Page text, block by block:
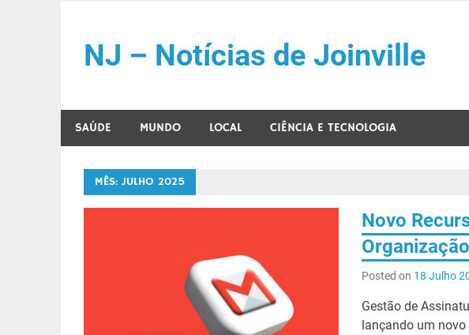
contentNJ – Notícias de Joinville
SAÚDE MUNDO LOCAL CIÊNCIA E TECNOLOGIA
MÊS: JULHO 2025
Novo
Posted on 18 Julho
Gestão de
lançando um